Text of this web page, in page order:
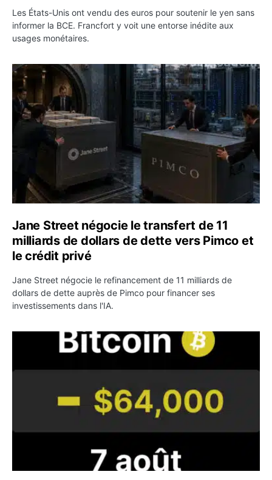
Les États-Unis ont vendu des euros pour soutenir le yen sans
informer la BCE. Francfort y voit une entorse inédite aux
usages monétaires.
Jane Street négocie le transfert de 11 milliards de
Jane Street négocie le transfert de 11
milliards de dollars de dette vers Pimco et
le crédit privé
Jane Street négocie le refinancement de 11 milliards de
dollars de dette auprès de Pimco pour financer ses
investissements dans l'IA.
Bitcoin stagne à 64 000 dollars pendant que les